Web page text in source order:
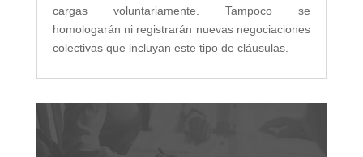
cargas voluntariamente. Tampoco se
homologarán ni registrarán nuevas negociaciones
colectivas que incluyan este tipo de cláusulas.